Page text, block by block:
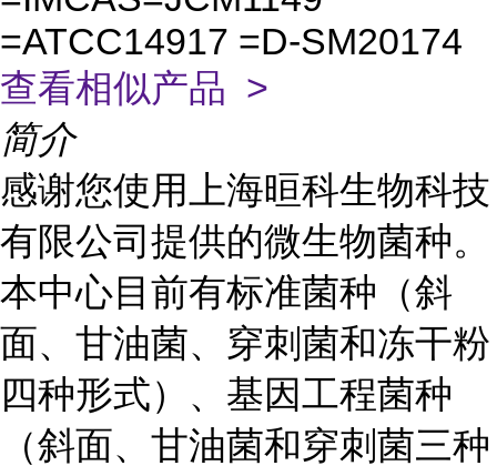
=ATCC14917 =D-SM20174
查看相似产品 >
简介
感谢您使用上海晅科生物科技
有限公司提供的微生物菌种。
本中心目前有标准菌种（斜
面、甘油菌、穿刺菌和冻干粉
四种形式）、基因工程菌种
（斜面、甘油菌和穿刺菌三种